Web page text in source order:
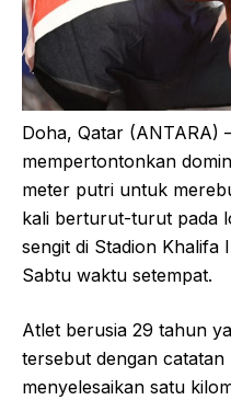
Doha, Qatar (ANTARA)
mempertontonkan
meter putri untuk
kali berturut-turut pada
sengit di Stadion Khalifa
Sabtu waktu setempat.
Atlet berusia 29 tahun
tersebut dengan catatan
menyelesaikan satu